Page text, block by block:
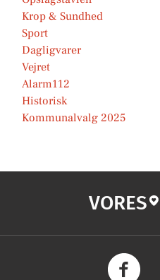
Krop & Sundhed
Sport
Dagligvarer
Vejret
Alarm112
Historisk
Kommunalvalg 2025
VORES